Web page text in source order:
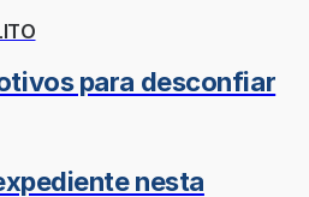
para desconfiar
nesta